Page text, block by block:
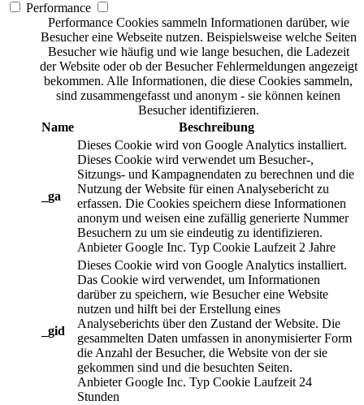
Performance
Performance Cookies sammeln Informationen darüber, wie
Besucher eine Webseite nutzen. Beispielsweise welche Seiten
Besucher wie häufig und wie lange besuchen, die Ladezeit
der Website oder ob der Besucher Fehlermeldungen angezeigt
bekommen. Alle Informationen, die diese Cookies sammeln,
sind zusammengefasst und anonym - sie können keinen
Besucher identifizieren.
Name
Beschreibung
_ga
Dieses Cookie wird von Google Analytics installiert.
Dieses Cookie wird verwendet um Besucher-,
Sitzungs- und Kampagnendaten zu berechnen und die
Nutzung der Website für einen Analysebericht zu
erfassen. Die Cookies speichern diese Informationen
anonym und weisen eine zufällig generierte Nummer
Besuchern zu um sie eindeutig zu identifizieren.
Anbieter Google Inc. Typ Cookie Laufzeit 2 Jahre
_gid
Dieses Cookie wird von Google Analytics installiert.
Das Cookie wird verwendet, um Informationen
darüber zu speichern, wie Besucher eine Website
nutzen und hilft bei der Erstellung eines
Analyseberichts über den Zustand der Website. Die
gesammelten Daten umfassen in anonymisierter Form
die Anzahl der Besucher, die Website von der sie
gekommen sind und die besuchten Seiten.
Anbieter Google Inc. Typ Cookie Laufzeit 24
Stunden